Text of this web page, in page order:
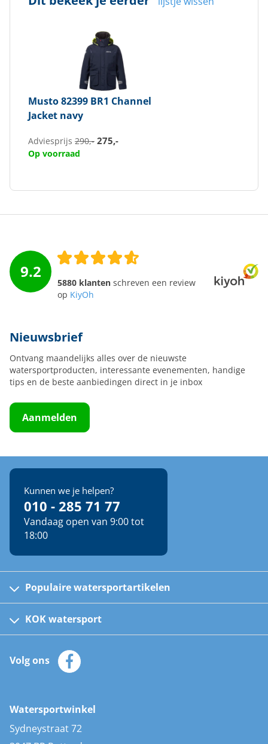
Musto82399 BR1 Channel
Jacket navy
Adviesprijs 290,- 275,-
Op voorraad
9.2
5880 klanten schreven een review
op KiyOh
Nieuwsbrief
Ontvang maandelijks alles over de nieuwste
watersportproducten, interessante evenementen, handige
tips en de beste aanbiedingen direct in je inbox
Aanmelden
Kunnen we je helpen?
010 - 285 71 77
Vandaag open van 9:00 tot
18:00
Populaire watersportartikelen
Kinder reddingsvesten
Automatische reddingsvesten
Zeilkleding
Zonnepanelen
AIS transponders
Stootwillen en fenders
KOK watersport
Klantenservice
Merken
Volg ons
Watersportwinkel
Sydneystraat 72